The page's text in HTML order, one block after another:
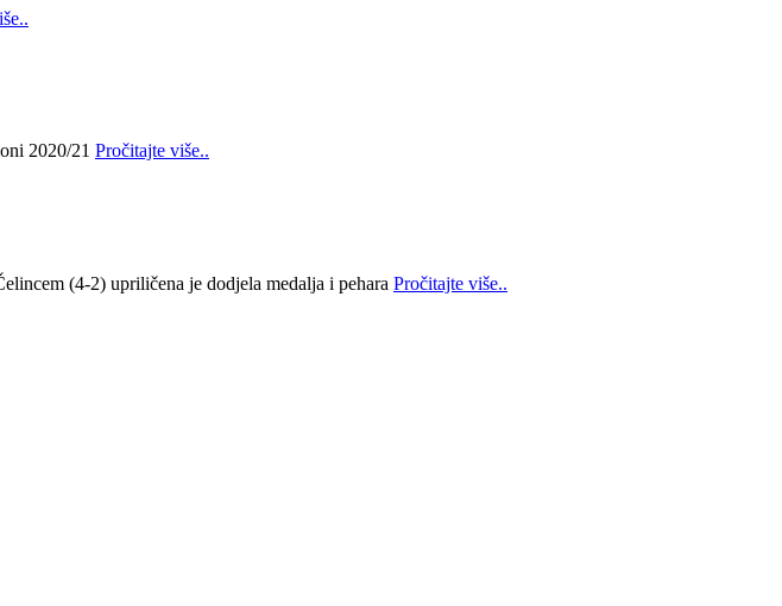
2020/21 Pročitajte više..
(4-2) upriličena je dodjela medalja i pehara Pročitajte više..